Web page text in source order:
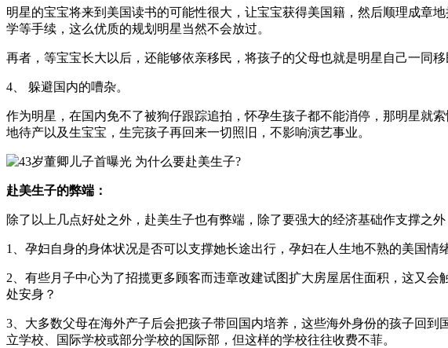
明星的宝宝将来到美国读书的可能性很大，让宝宝获得美国籍，然后顺理成章
学等手续，这么优质的规划明星当然不会放过。
再者，等宝宝长大以后，还能够依亲移民，将孩子的父母也就是明星自己一同移
4、 躲避国内的嘈杂。
作为明星，在国内免不了被狗仔跟踪追拍，怀孕生孩子都不能消停，那明星就
地待产以及生宝宝，生完孩子再回来一切照旧，不影响演艺事业。
赴美生子的弊端：
除了以上几点好处之外，赴美生子也有弊端，除了要强大的经济基础作支撑之
1、孕妇自身的身体状况是否可以支撑她长途出行，孕妇在人生地不熟的美国情
2、有些月子中心为了招揽更多顾客而违章改建试图扩大房屋居住面积，这又
处安身？
3、大多数父母在海外产子后会把孩子带回国内培养，这些海外身份的孩子回
立学校、国际学校或部分学校的国际部，但这样的学校往往收费不菲。